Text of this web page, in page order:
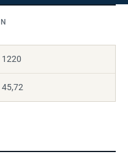
1220
45,72